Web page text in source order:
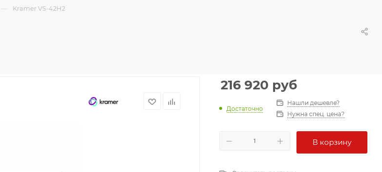
— Kramer VS-42H2
216 920 руб
Достаточно
Нашли дешевле?
Нужна спец. цена?
В корзину